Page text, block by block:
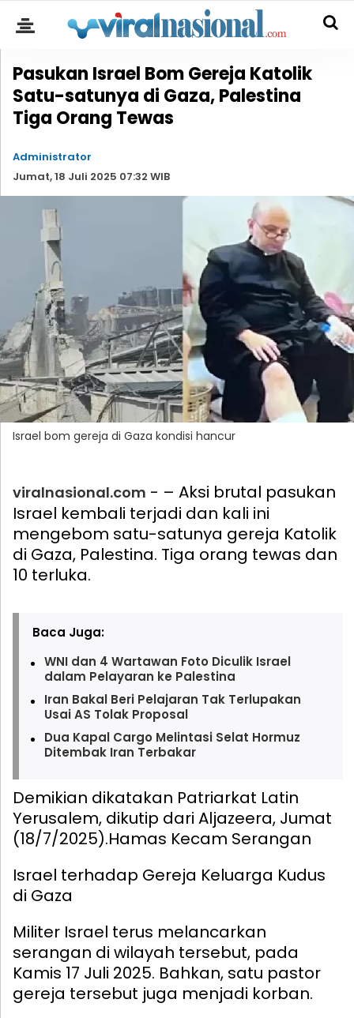
Pasukan Israel Bom Gereja Katolik
Satu-satunya di Gaza, Palestina
Tiga Orang Tewas
Administrator
Jumat, 18 Juli 2025 07:32 WIB
Israel bom gereja di Gaza kondisi hancur
viralnasional.com - – Aksi brutal pasukan
Israel kembali terjadi dan kali ini
mengebom satu-satunya gereja Katolik
di Gaza, Palestina. Tiga orang tewas dan
10 terluka.
Baca Juga:
WNI dan 4 Wartawan Foto Diculik Israel
dalam Pelayaran ke Palestina
Iran Bakal Beri Pelajaran Tak Terlupakan
Usai AS Tolak Proposal
Dua Kapal Cargo Melintasi Selat Hormuz
Ditembak Iran Terbakar
Demikian dikatakan Patriarkat Latin
Yerusalem, dikutip dari Aljazeera, Jumat
(18/7/2025).Hamas Kecam Serangan
Israel terhadap Gereja Keluarga Kudus
di Gaza
Militer Israel terus melancarkan
serangan di wilayah tersebut, pada
Kamis 17 Juli 2025. Bahkan, satu pastor
gereja tersebut juga menjadi korban.